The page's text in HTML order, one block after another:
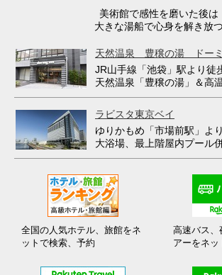
美術館で感性を磨いた後は
大きな湯船で心身を解き放つ
天然温泉 豊穣の湯 ドー
JR山手線「池袋」駅より徒
天然温泉「豊穣の湯」＆高
ラビスタ東京ベイ
ゆりかもめ「市場前駅」よ
大浴場、最上階屋内プール
全国の人気ホテル、旅館をネ
ットで検索、予約
高速バス、
アーをネッ